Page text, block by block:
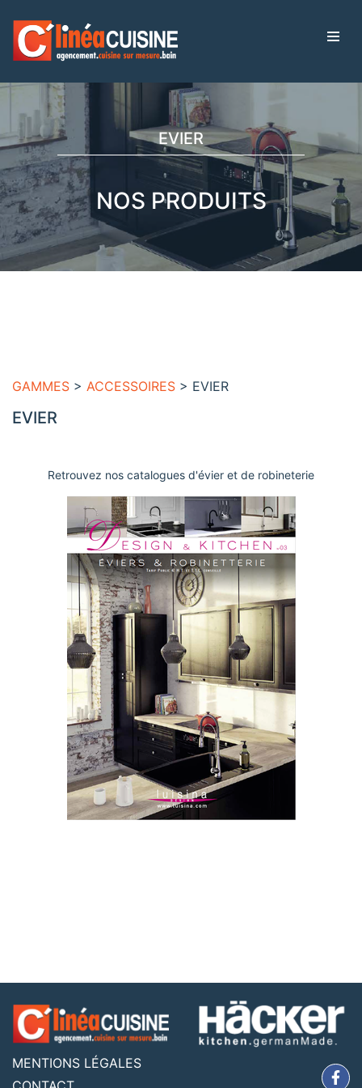
EVIER
NOS PRODUITS
GAMMES > ACCESSOIRES > EVIER
EVIER
Retrouvez nos catalogues d'évier et de robineterie
MENTIONS LÉGALES